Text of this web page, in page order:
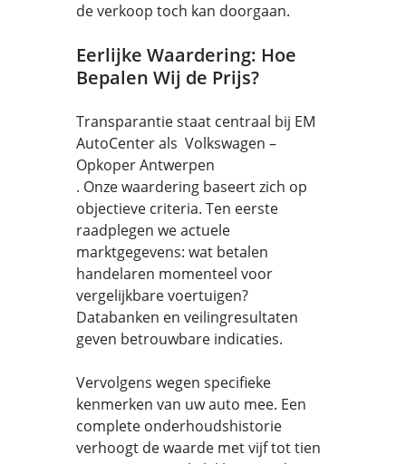
de verkoop toch kan doorgaan.
Eerlijke Waardering: Hoe
Bepalen Wij de Prijs?
Transparantie staat centraal bij EM
AutoCenter als Volkswagen –
Opkoper Antwerpen
. Onze waardering baseert zich op
objectieve criteria. Ten eerste
raadplegen we actuele
marktgegevens: wat betalen
handelaren momenteel voor
vergelijkbare voertuigen?
Databanken en veilingresultaten
geven betrouwbare indicaties.
Vervolgens wegen specifieke
kenmerken van uw auto mee. Een
complete onderhoudshistorie
verhoogt de waarde met vijf tot tien